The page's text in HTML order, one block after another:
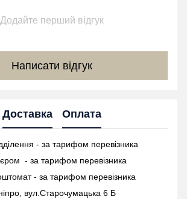
Додайте перший відгук
Написати відгук
Доставка Оплата
- за тарифом перевізника
- за тарифом перевізника
- за тарифом перевізника
вул.Старочумацька 6 Б